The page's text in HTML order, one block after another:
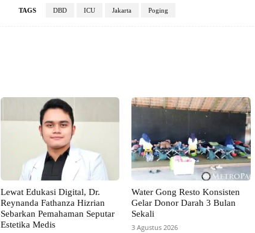
TAGS DBD ICU Jakarta Poging
Lewat Edukasi Digital, Dr.
Reynanda Fathanza Hizrian
Sebarkan Pemahaman Seputar
Estetika Medis
Water Gong Resto Konsisten
Gelar Donor Darah 3 Bulan
Sekali
3 Agustus 2026